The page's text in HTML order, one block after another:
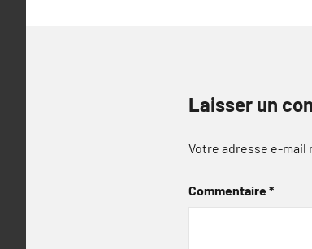
Laisser un
Votre adresse e-mail
Commentaire*